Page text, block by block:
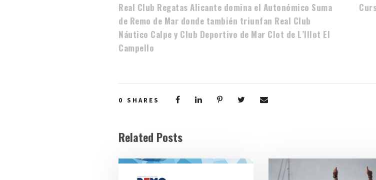
Real Club Regatas Alicante domina el Autonómico Suma
de Remo de Mar donde también triunfan Real Club
Náutico Calpe y Club Deportivo de Mar Clot de L’Illot El
Campello
0 SHARES
Related Posts